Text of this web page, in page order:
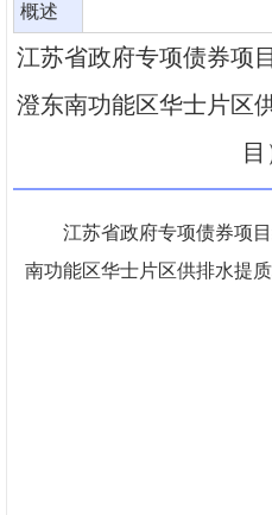
概述
江苏省政府专项债券项
澄东南功能区华士片区
目
江苏省政府专项债券项
南功能区华士片区供排水提